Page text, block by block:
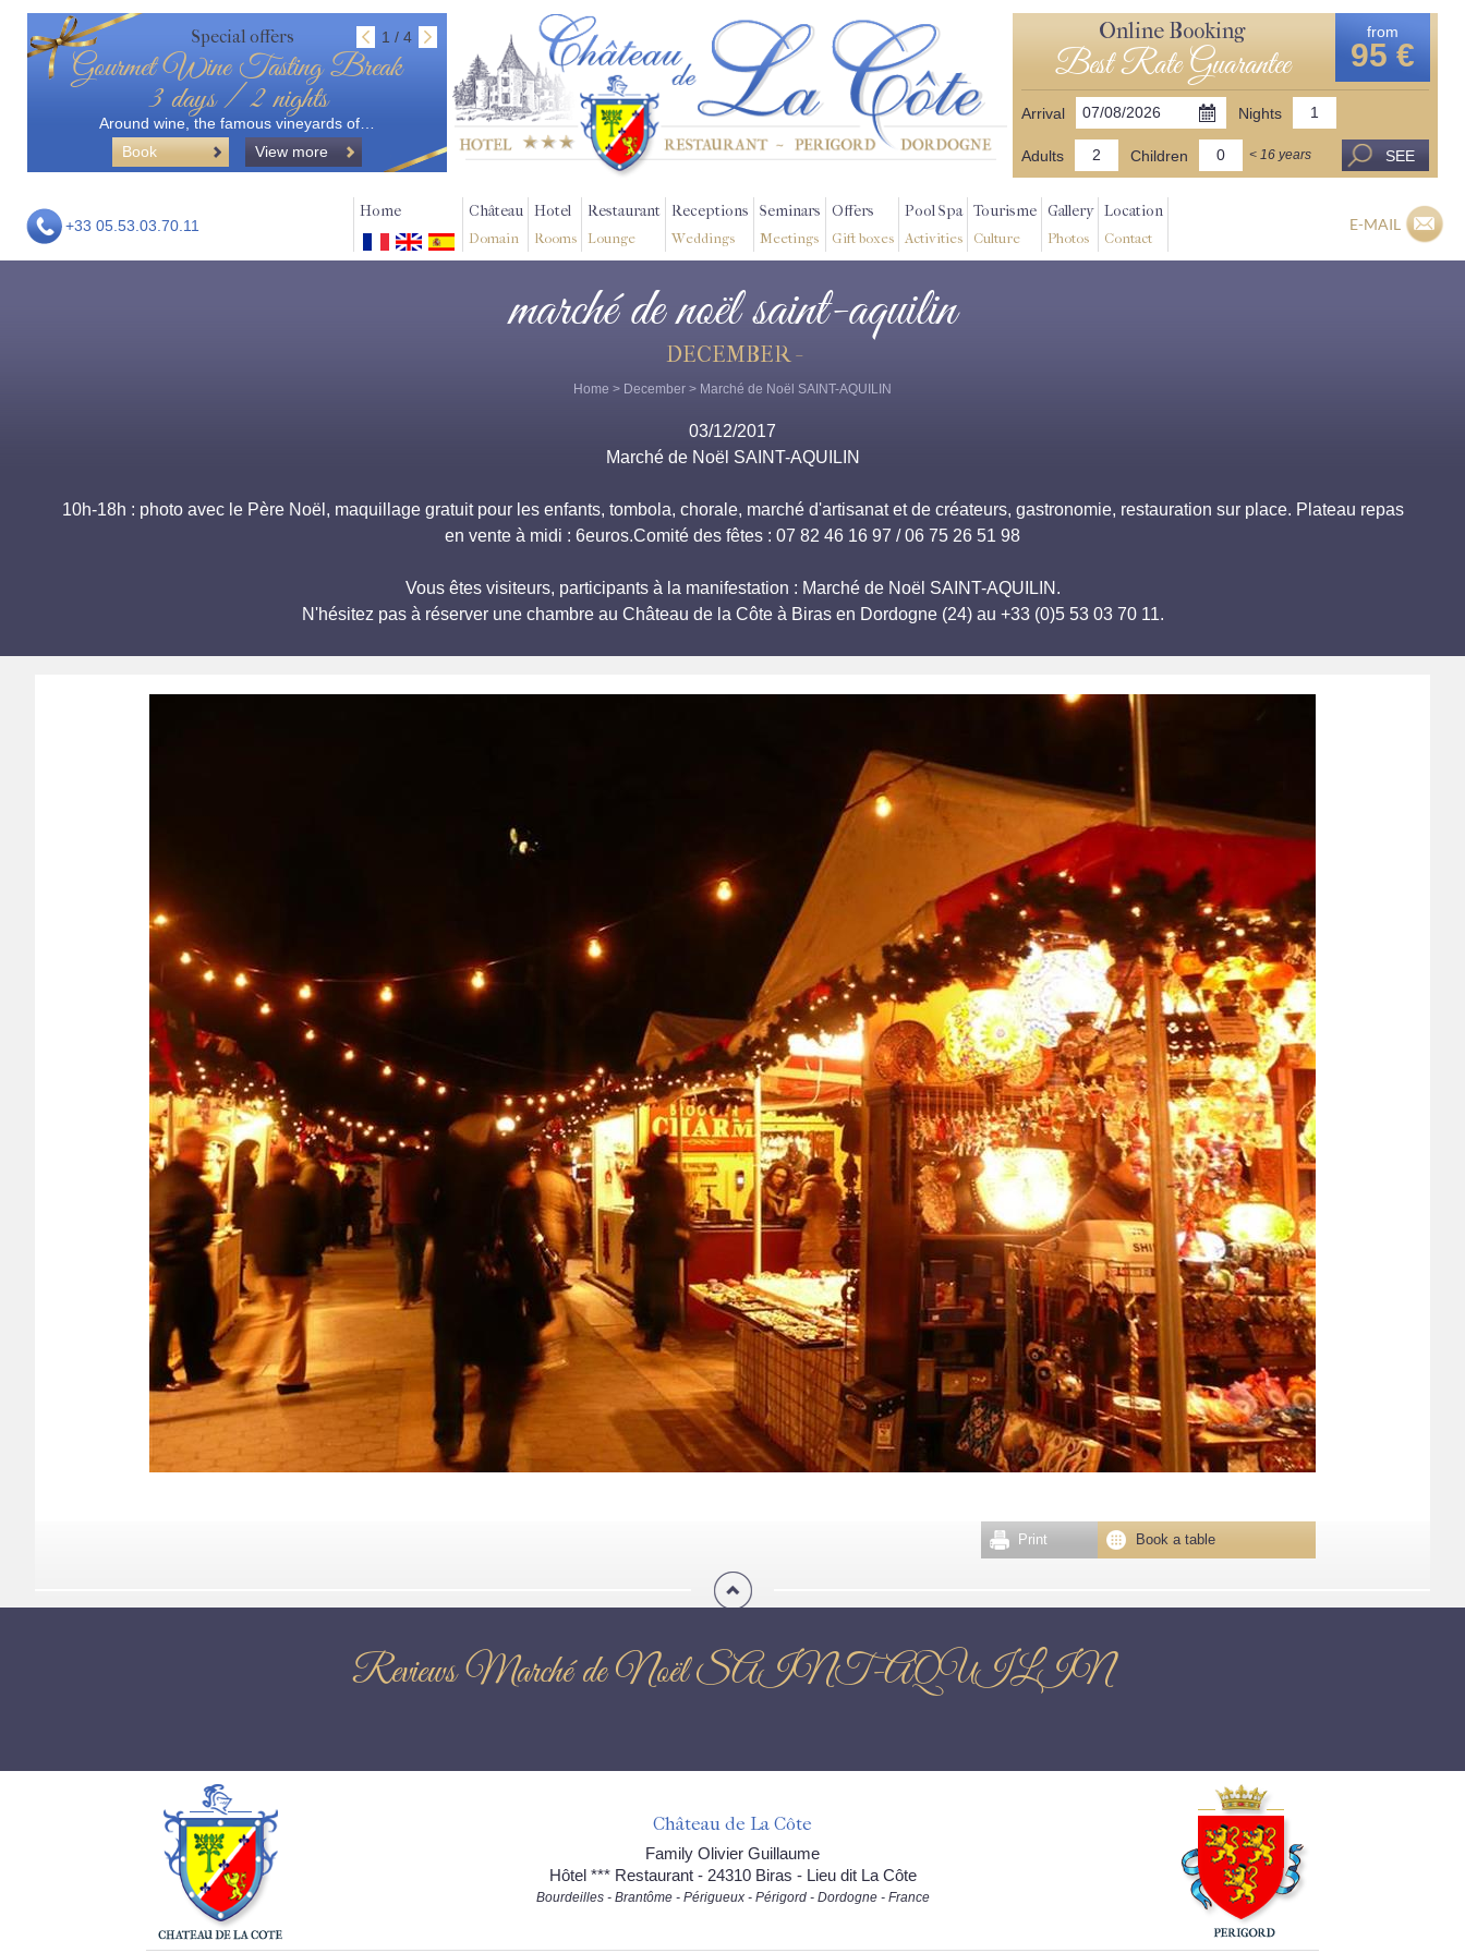
Special offers 1 / 4
Gourmet Wine Tasting Break
3 days / 2 nights
Around wine, the famous vineyards of…
Book
View more
Online Booking
Best Rate Guarantee
from
95 €
Arrival Nights
Adults Children < 16 years SEE
+33 05.53.03.70.11
Home Château
Domain
Hotel
Rooms
Restaurant
Lounge
Receptions
Weddings
Seminars
Meetings
Offers
Gift boxes
Pool Spa
Activities
Tourisme
Culture
Gallery
Photos
Location
Contact
E-MAIL
marché de noël saint-aquilin
DECEMBER -
Home > December > Marché de Noël SAINT-AQUILIN
03/12/2017
Marché de Noël SAINT-AQUILIN
10h-18h : photo avec le Père Noël, maquillage gratuit pour les enfants, tombola, chorale, marché d'artisanat et de créateurs, gastronomie, restauration sur place. Plateau repas
en vente à midi : 6euros.Comité des fêtes : 07 82 46 16 97 / 06 75 26 51 98
Vous êtes visiteurs, participants à la manifestation : Marché de Noël SAINT-AQUILIN.
N'hésitez pas à réserver une chambre au Château de la Côte à Biras en Dordogne (24) au +33 (0)5 53 03 70 11.
Book a table
Print
Reviews Marché de Noël SAINT-AQUILIN
Château de La Côte
Family Olivier Guillaume
Hôtel *** Restaurant - 24310 Biras - Lieu dit La Côte
Bourdeilles - Brantôme - Périgueux - Périgord - Dordogne - France